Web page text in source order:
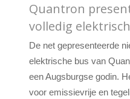
Quantron
volledig
De net gepresenteerde
elektrische bus van
een Augsburgse godin.
voor emissievrije en